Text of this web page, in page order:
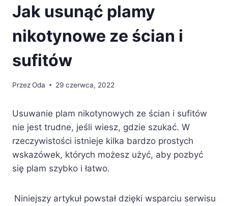
Jak usunąć plamy
nikotynowe ze ścian i
sufitów
PrzezOda 29 czerwca, 2022
Usuwanie plam nikotynowych ze ścian i sufitów
nie jest trudne, jeśli wiesz, gdzie szukać. W
rzeczywistości istnieje kilka bardzo prostych
wskazówek, których możesz użyć, aby pozbyć
się plam szybko i łatwo.
Niniejszy artykuł powstał dzięki wsparciu serwisu